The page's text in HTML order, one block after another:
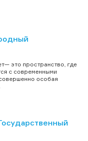
это пространство, где
с современными
особая